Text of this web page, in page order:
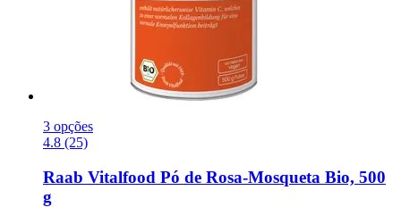
3 opções
4.8 (25)
Raab Vitalfood Pó de Rosa-​Mosqueta Bio, 500
g